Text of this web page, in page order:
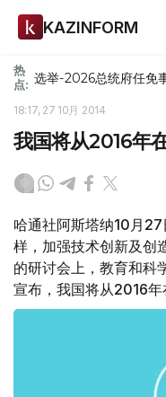
KAZINFORM
热
点: 选举-2026总统府任免
18:17, 27 10月 2014
我国将从2016年
哈通社阿斯塔纳10月
样，加强技术创新及创
的研讨会上，教育和科
宣布，我国将从2016年